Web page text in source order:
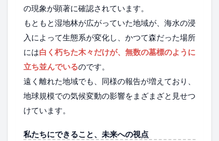
の現象が顕著に確認されています。
もともと湿地林が広がっていた地域が、海水の浸
入によって生態系が変化し、かつて森だった場所
には白く朽ちた木々だけが、無数の墓標のように
立ち並んでいるのです。
遠く離れた地域でも、同様の報告が増えており、
地球規模での気候変動の影響をまざまざと見せつ
けています。
私たちにできること、未来への視点